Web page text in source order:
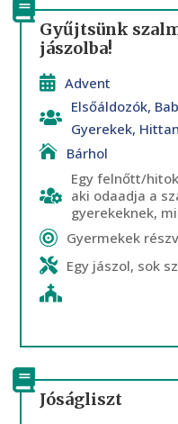
Gyűjtsünk
jászolba!
Advent
Elsőáldozók,
Gyerekek,
Bárhol
Egy felnőtt/
aki odaadja a
gyerekeknek,
Gyermekek
Egy jászol, sok
Jóságliszt